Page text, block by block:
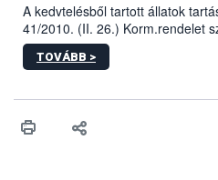
A kedvtelésből tartott állatok
41/2010. (II. 26.) Korm.rendelet
sérülés, illetve ennek veszélye
hatósági feladatokat, valamint a
vonni az ebek viselkedésének
TOVÁBB >